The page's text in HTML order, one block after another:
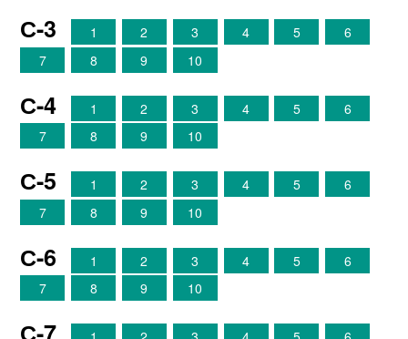
С-3 1 2 3 4 5
6
7
8 9 10
С-4 1 2 3 4 5
6
7
8 9 10
С-5 1 2 3 4 5
6
7
8 9 10
С-6 1 2 3 4 5
6
7
8 9 10